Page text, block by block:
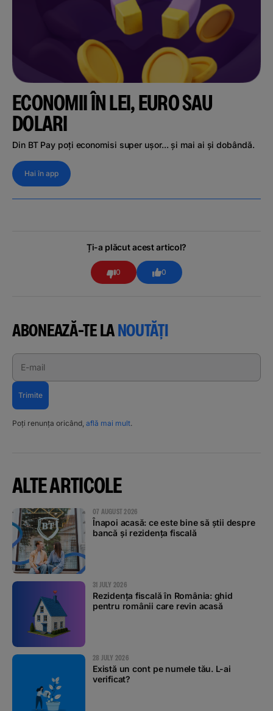
ECONOMII ÎN LEI, EURO SAU
DOLARI
Din BT Pay poți economisi super ușor... și mai ai și dobândă.
Hai în app
Ți-a plăcut acest articol?
0 0
ABONEAZĂ-TE LANOUTĂȚI
E-mail
Trimite
Poți renunța oricând, află mai mult.
ALTE ARTICOLE
07 AUGUST 2026
Înapoi acasă: ce este bine să știi despre
bancă și rezidența fiscală
31 JULY 2026
Rezidența fiscală în România: ghid
pentru românii care revin acasă
28 JULY 2026
Există un cont pe numele tău. L-ai
verificat?